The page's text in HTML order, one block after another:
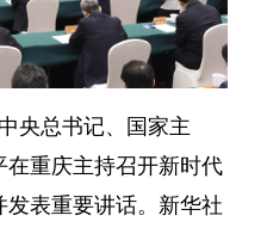
总书记、国家主
在重庆主持召开新时代
表重要讲话。新华社